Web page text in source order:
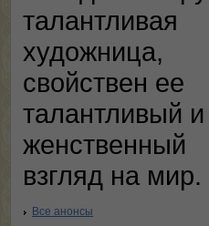
талантливая
художница,
свойствен ее
талантливый и
женственный
взгляд на мир.
Все анонсы